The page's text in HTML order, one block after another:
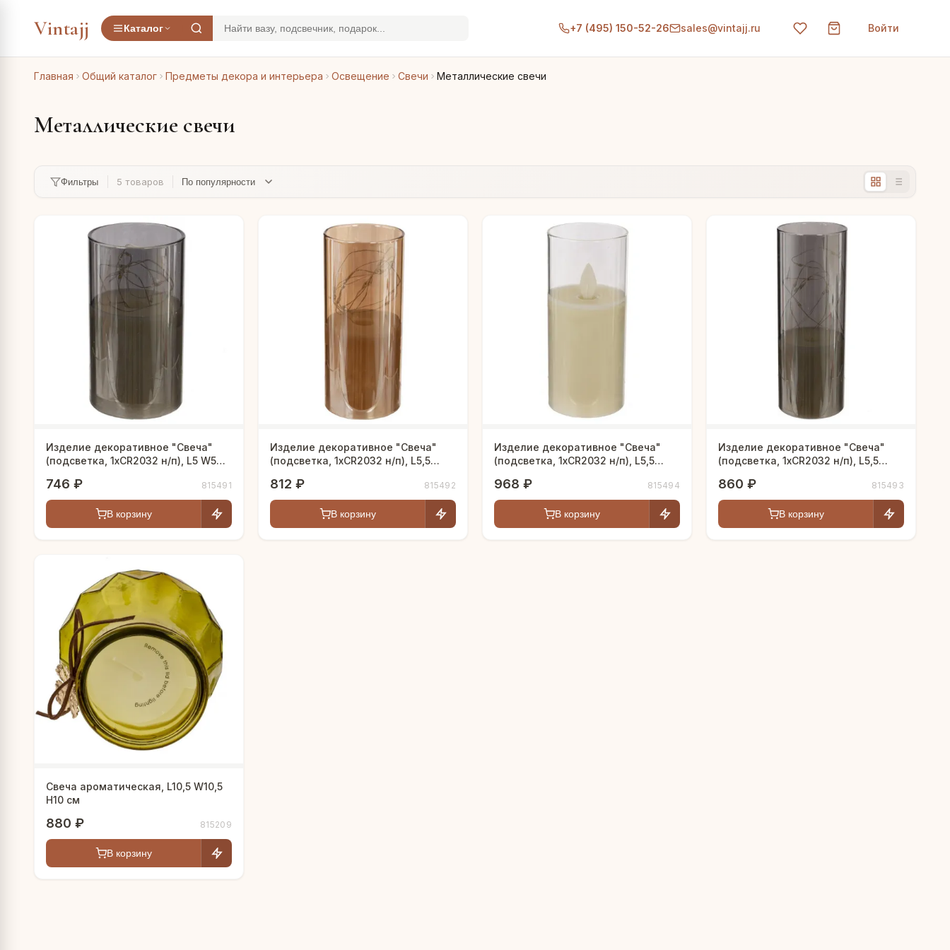
Vintajj Каталог +7 (495) 150-52-26 sales@vintajj.ru Войти
Главная Общий каталог Предметы декора и интерьера Освещение Свечи Металлические свечи
Металлические свечи
Фильтры 5 товаров
Изделие декоративное "Свеча"
(подсветка, 1xCR2032 н/п), L5 W5
746 ₽ 815491
В корзину
Изделие декоративное "Свеча"
(подсветка, 1xCR2032 н/п), L5,5
812 ₽ 815492
В корзину
Изделие декоративное "Свеча"
(подсветка, 1xCR2032 н/п), L5,5
968 ₽ 815494
В корзину
Изделие декоративное "Свеча"
(подсветка, 1xCR2032 н/п), L5,5
860 ₽ 815493
В корзину
Свеча ароматическая, L10,5 W10,5
H10 см
880 ₽ 815209
В корзину